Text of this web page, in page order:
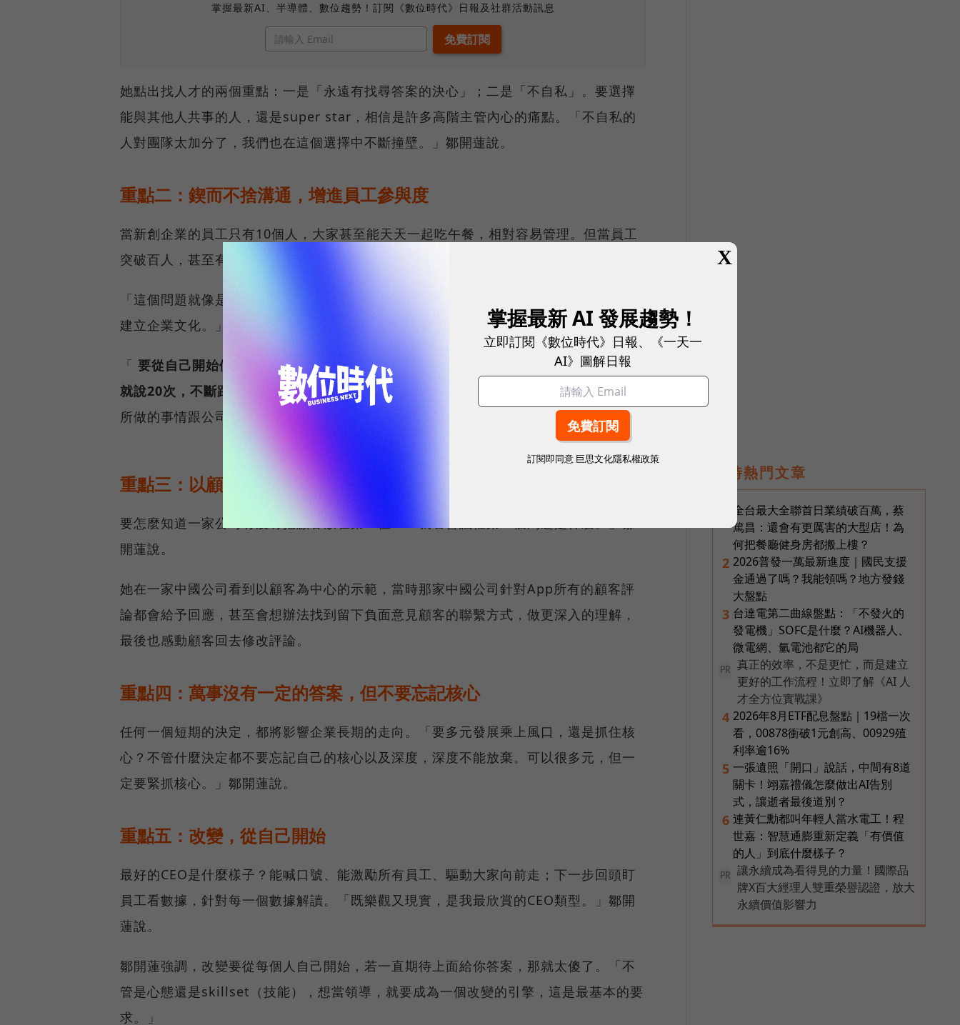
掌握最新AI、半導體、數位趨勢！訂閱《數位時代》日報及社群活動訊息
她點出找人才的兩個重點：一是「永遠有找尋答案的決心」；二是「不自私」。要選擇
能與其他人共事的人，還是super star，相信是許多高階主管內心的痛點。「不自私的
人對團隊太加分了，我們也在這個選擇中不斷撞壁。」鄒開蓮說。
重點二：鍥而不捨溝通，增進員工參與度
當新創企業的員工只有10個人，大家甚至能天天一起吃午餐，相對容易管理。但當員工
突破百人，甚至有跨國海外員工，要怎麼確保執行能夠徹底？
「這個問題就像是要怎麼讓腦可以跟末梢神經同步。」鄒開蓮說，「要靠溝通跟透明度
建立企業文化。」企業文化就像公司內的一種隱形準則，告訴所有人該怎麼做。
「 要從自己開始做起，不要認為員工跟你一樣有熱情，他就是來上班的，你要說20次，
就說20次，不斷跟他們溝通。」至於怎麼增加員工參與度，鄒開蓮認為要讓員工覺得他
所做的事情跟公司目標有關聯性、聲音有被聽到，以及被公司的未來包含在其中。
重點三：以顧客為中心
要怎麼知道一家公司有沒有把顧客放在第一位？「就看會議裡第一個問題是什麼。」鄒
開蓮說。
她在一家中國公司看到以顧客為中心的示範，當時那家中國公司針對App所有的顧客評
論都會給予回應，甚至會想辦法找到留下負面意見顧客的聯繫方式，做更深入的理解，
最後也感動顧客回去修改評論。
重點四：萬事沒有一定的答案，但不要忘記核心
任何一個短期的決定，都將影響企業長期的走向。「要多元發展乘上風口，還是抓住核
心？不管什麼決定都不要忘記自己的核心以及深度，深度不能放棄。可以很多元，但一
定要緊抓核心。」鄒開蓮說。
重點五：改變，從自己開始
最好的CEO是什麼樣子？能喊口號、能激勵所有員工、驅動大家向前走；下一步回頭盯
員工看數據，針對每一個數據解讀。「既樂觀又現實，是我最欣賞的CEO類型。」鄒開
蓮說。
鄒開蓮強調，改變要從每個人自己開始，若一直期待上面給你答案，那就太傻了。「不
管是心態還是skillset（技能），想當領導，就要成為一個改變的引擎，這是最基本的要
求。」
即時熱門文章
全台最大全聯首日業績破百萬，蔡
篤昌：還會有更厲害的大型店！為
何把餐廳健身房都搬上樓？
2 2026普發一萬最新進度｜國民支援
金通過了嗎？我能領嗎？地方發錢
大盤點
3 台達電第二曲線盤點：「不發火的
發電機」SOFC是什麼？AI機器人、
微電網、氫電池都它的局
PR
真正的效率，不是更忙，而是建立
更好的工作流程！立即了解《AI 人
才全方位實戰課》
4 2026年8月ETF配息盤點｜19檔一次
看，00878衝破1元創高、00929殖
利率逾16%
5 一張遺照「開口」說話，中間有8道
關卡！翊嘉禮儀怎麼做出AI告別
式，讓逝者最後道別？
6 連黃仁勳都叫年輕人當水電工！程
世嘉：智慧通膨重新定義「有價值
的人」到底什麼樣子？
PR
讓永續成為看得見的力量！國際品
牌X百大經理人雙重榮譽認證，放大
永續價值影響力
X
掌握最新 AI 發展趨勢！
立即訂閱《數位時代》日報、《一天一
AI》圖解日報
訂閱即同意 巨思文化隱私權政策